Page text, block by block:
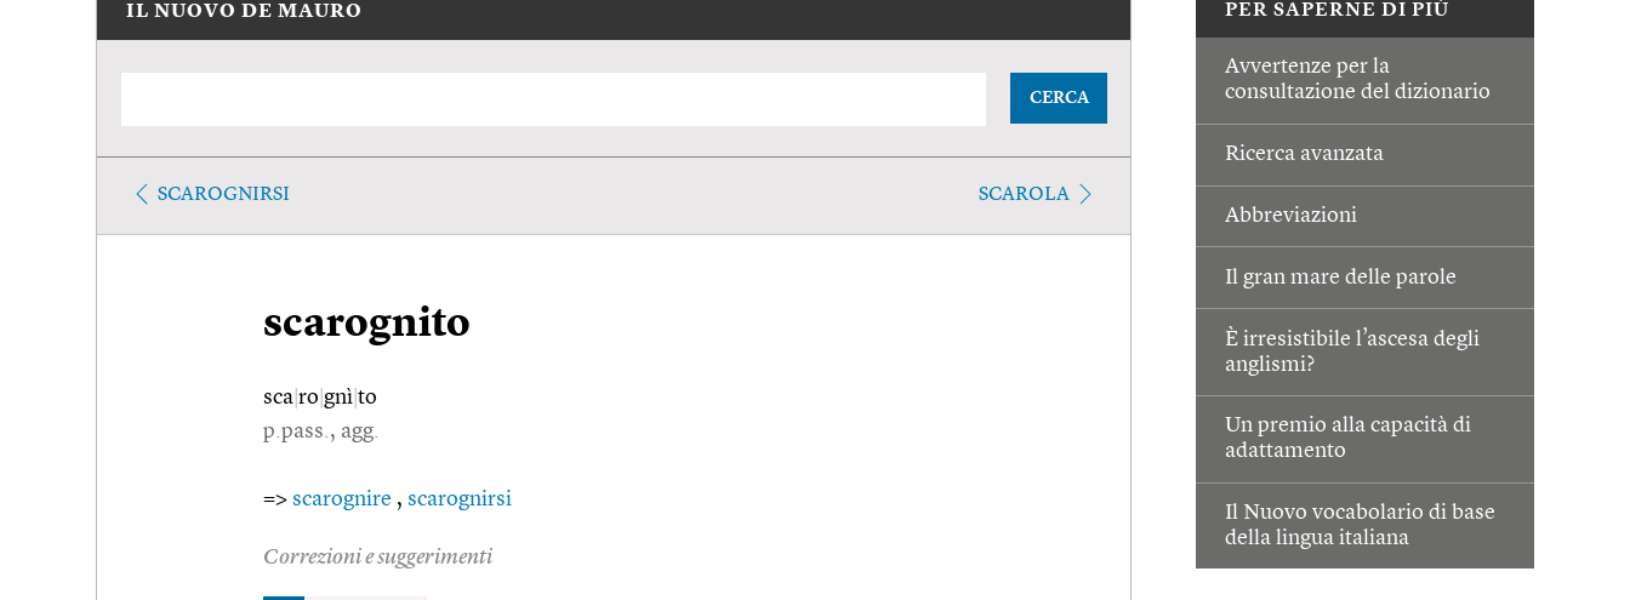
PER SAPERNE DI PIÙ
Avvertenze per la
consultazione del dizionario
Ricerca avanzata
Abbreviazioni
Il gran mare delle parole
È irresistibile l’ascesa degli
anglismi?
Un premio alla capacità di
adattamento
Il Nuovo vocabolario di base
della lingua italiana
IL NUOVO DE MAURO
CERCA
SCAROGNIRSI SCAROLA
scarognito
sca ro gnì to
p.pass., agg.
=> scarognire , scarognirsi
Correzioni e suggerimenti